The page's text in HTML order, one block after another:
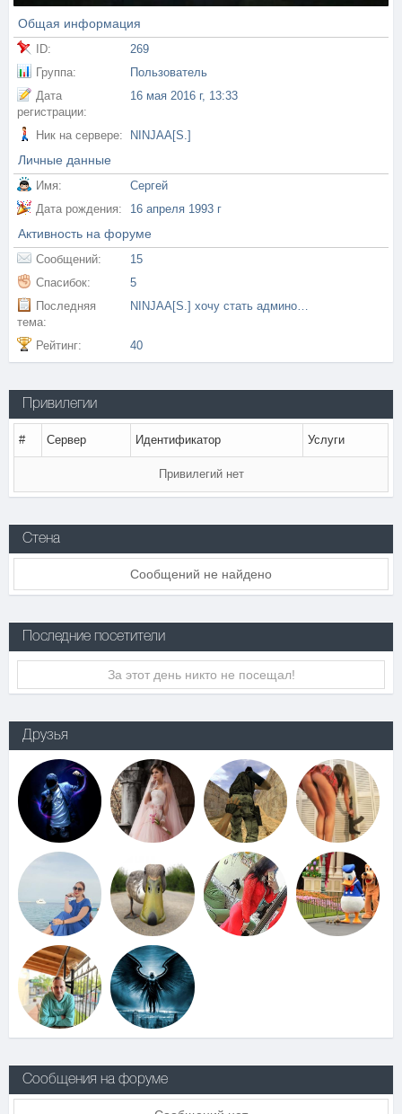
Общая информация
ID:
269
Группа:
Пользователь
Дата
регистрации:
16 мая 2016 г, 13:33
Ник на сервере: NINJAA[S.]
Личные данные
Имя:
Сергей
Дата рождения:
16 апреля 1993 г
Активность на форуме
Сообщений:
15
Спасибок:
5
Последняя
тема:
NINJAA[S.] хочу стать админом помогать друзьям на сервере и т.п
Рейтинг: 40
Привилегии
# Сервер Идентификатор Услуги
Привилегий нет
Стена
Сообщений не найдено
Последние посетители
За этот день никто не посещал!
Друзья
Сообщения на форуме